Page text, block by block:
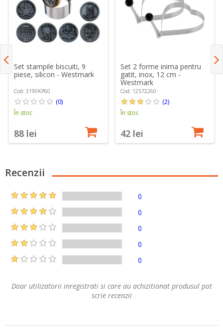
Set stampile biscuiti, 9
piese, silicon - Westmark
Cod: 3190KP60
(0)
În stoc
88 lei
Set 2 forme inima pentru
gatit, inox, 12 cm -
Westmark
Cod: 12572260
(2)
În stoc
42 lei
Recenzii
0
0
0
0
0
Doar utilizatorii inregistrati si care au achizitionat produsul pot
scrie recenzii